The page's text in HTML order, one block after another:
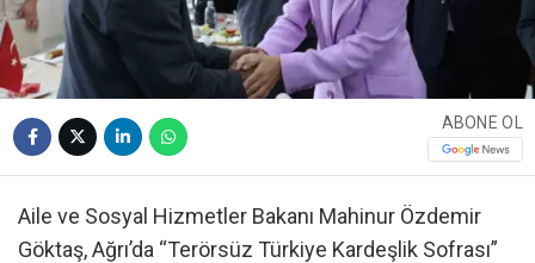
ABONE OL
Aile ve Sosyal Hizmetler Bakanı Mahinur Özdemir
Göktaş, Ağrı’da “Terörsüz Türkiye Kardeşlik Sofrası”